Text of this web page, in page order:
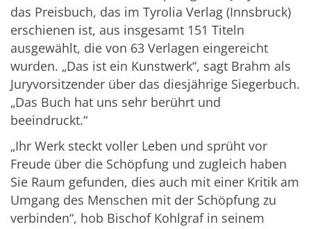
das Preisbuch, das im Tyrolia Verlag (Innsbruck)
erschienen ist, aus insgesamt 151 Titeln
ausgewählt, die von 63 Verlagen eingereicht
wurden. „Das ist ein Kunstwerk“, sagt Brahm als
Juryvorsitzender über das diesjährige Siegerbuch.
„Das Buch hat uns sehr berührt und
beeindruckt.“
„Ihr Werk steckt voller Leben und sprüht vor
Freude über die Schöpfung und zugleich haben
Sie Raum gefunden, dies auch mit einer Kritik am
Umgang des Menschen mit der Schöpfung zu
verbinden“, hob Bischof Kohlgraf in seinem